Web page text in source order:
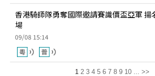
香港騎師隊勇奪國際邀請賽識價盃亞軍 揚
場
09/08 15:14
1 2 3 4 5 6 7 8 9 10 ... >>